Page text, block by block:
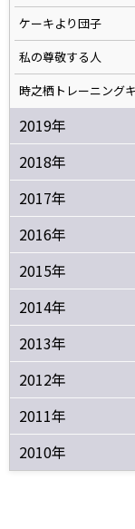
ケーキより団子
私の尊敬する人
時之栖トレーニング
2019年
2018年
2017年
2016年
2015年
2014年
2013年
2012年
2011年
2010年